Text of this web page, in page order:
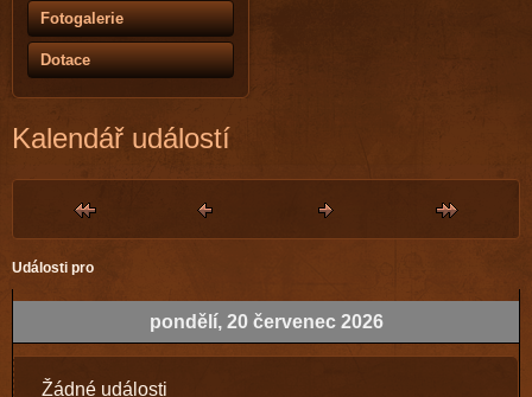
Fotogalerie
Dotace
Kalendář událostí
Události pro
pondělí, 20 červenec 2026
Žádné události